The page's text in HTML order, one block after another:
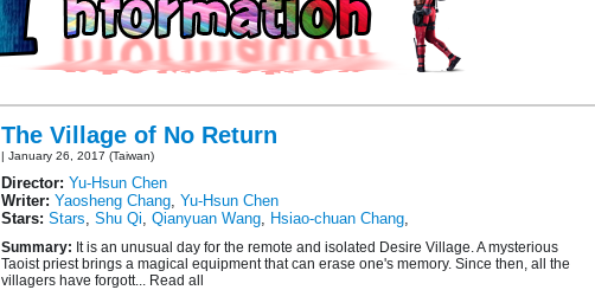
The Village of No Return
| January 26, 2017 (Taiwan)
Director: Yu-Hsun Chen
Writer: Yaosheng Chang Yu-Hsun Chen
Stars: Stars Shu Qi Qianyuan Wang Hsiao-chuan Chang
Summary: It is an unusual day for the remote and isolated Desire Village. A mysterious
Taoist priest brings a magical equipment that can erase one's memory. Since then, all the
villagers have forgott... Read all